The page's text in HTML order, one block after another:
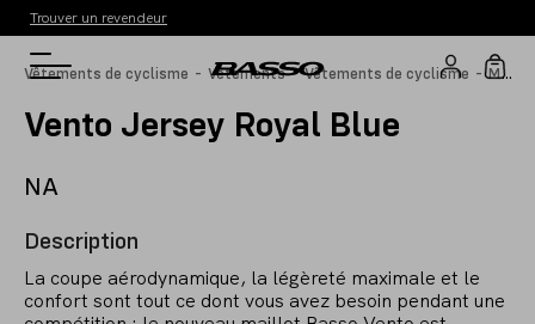
Trouver un revendeur
Vêtements de cyclisme - Vêtements - Vêtements de cyclisme - M
aillots
Vento Jersey Royal Blue
NA
Description
La coupe aérodynamique, la légèreté maximale et le
confort sont tout ce dont vous avez besoin pendant une